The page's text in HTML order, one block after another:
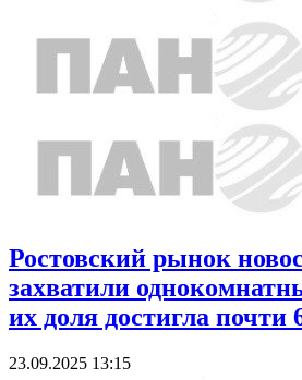
Ростовский рынок
захватили
их доля достигла почти
23.09.2025 13:15